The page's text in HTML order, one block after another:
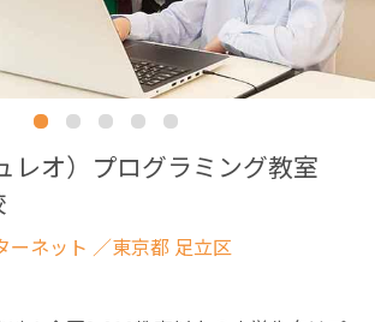
レオ）プログラミング教室
ーネット ／東京都 足立区